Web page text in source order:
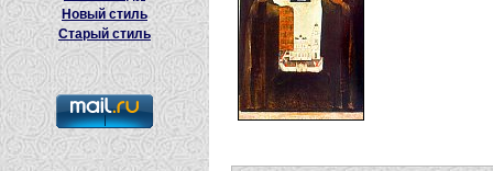
Новый стиль
Старый стиль